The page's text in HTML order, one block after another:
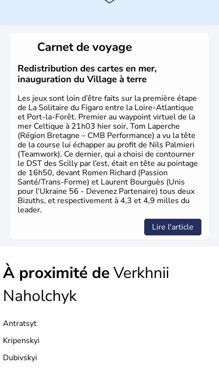
remonte au 24 août 1991. Sébastopol, Karkhov et
Odessa sont les principales villes d'Ukraine.
Carnet de voyage
Redistribution des cartes en mer,
inauguration du Village à terre
Les jeux sont loin d’être faits sur la première étape
de La Solitaire du Figaro entre la Loire-Atlantique
et Port-la-Forêt. Premier au waypoint virtuel de la
mer Celtique à 21h03 hier soir, Tom Laperche
(Région Bretagne – CMB Performance) a vu la tête
de la course lui échapper au profit de Nils Palmieri
(Teamwork). Ce dernier, qui a choisi de contourner
le DST des Scilly par l’est, était en tête au pointage
de 16h50, devant Romen Richard (Passion
Santé/Trans-Forme) et Laurent Bourguès (Unis
pour l’Ukraine 56 - Devenez Partenaire) tous deux
Bizuths, et respectivement à 4,3 et 4,9 milles du
leader.
Lire l'article
À proximité deVerkhnii
Naholchyk
Antratsyt
Kripenskyi
Dubivskyi